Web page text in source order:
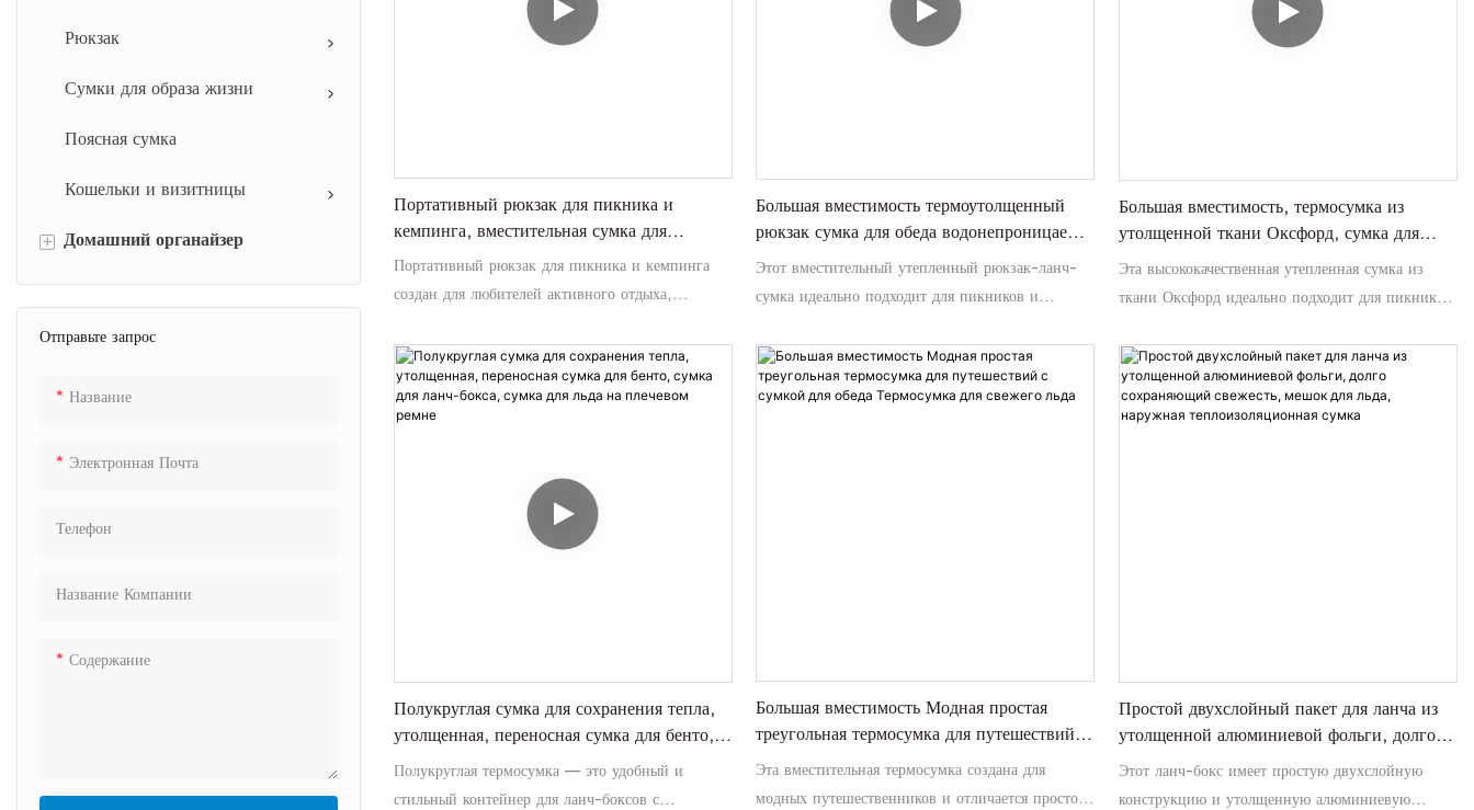
Рюкзак
Сумки для образа жизни
Поясная сумка
Кошельки и визитницы
+ Домашний органайзер
Отправьте запрос
Название
Электронная Почта
Телефон
Название Компании
Содержание
Портативный рюкзак для пикника и
кемпинга, вместительная сумка для
хранения свежего льда
Портативный рюкзак для пикника и кемпинга
создан для любителей активного отдыха,
холодными во время путешествия. Благодаря
большой вместимости и утепленной конструкции
он идеально подходит для переноски всех
Большая вместимость термоутолщенный
рюкзак сумка для обеда водонепроницаемая
плечевая термосумка для пикника на
Этот вместительный утепленный рюкзак-ланч-
сумка идеально подходит для пикников и
водонепроницаем, изолирован и оснащен
плечевым ремнем для удобства переноски, что
Большая вместимость, термосумка из
утолщенной ткани Оксфорд, сумка для
пикника, большая сумка для ланча «бенто»
Эта высококачественная утепленная сумка из
ткани Оксфорд идеально подходит для пикников
утолщенной конструкции он идеально подходит
для хранения различных продуктов питания и
сохранения их свежести в течение длительного
Полукруглая сумка для сохранения тепла,
утолщенная, переносная сумка для бенто,
сумка для ланч-бокса, сумка для льда на
плечевом ремне
Полукруглая термосумка — это удобный и
стильный контейнер для ланч-боксов с
Большая вместимость Модная простая
треугольная термосумка для путешествий с
сумкой для обеда Термосумка для свежего
Эта вместительная термосумка создана для
модных путешественников и отличается простой,
Простой двухслойный пакет для ланча из
утолщенной алюминиевой фольги, долго
сохраняющий свежесть, мешок для льда,
Этот ланч-бокс имеет простую двухслойную
конструкцию и утолщенную алюминиевую